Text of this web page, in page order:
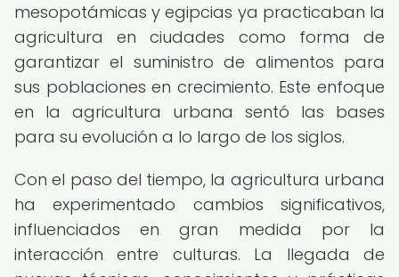
mesopotámicas y egipcias ya practicaban la
agricultura en ciudades como forma de
garantizar el suministro de alimentos para
sus poblaciones en crecimiento. Este enfoque
en la agricultura urbana sentó las bases
para su evolución a lo largo de los siglos.
Con el paso del tiempo, la agricultura urbana
ha experimentado cambios significativos,
influenciados en gran medida por la
interacción entre culturas. La llegada de